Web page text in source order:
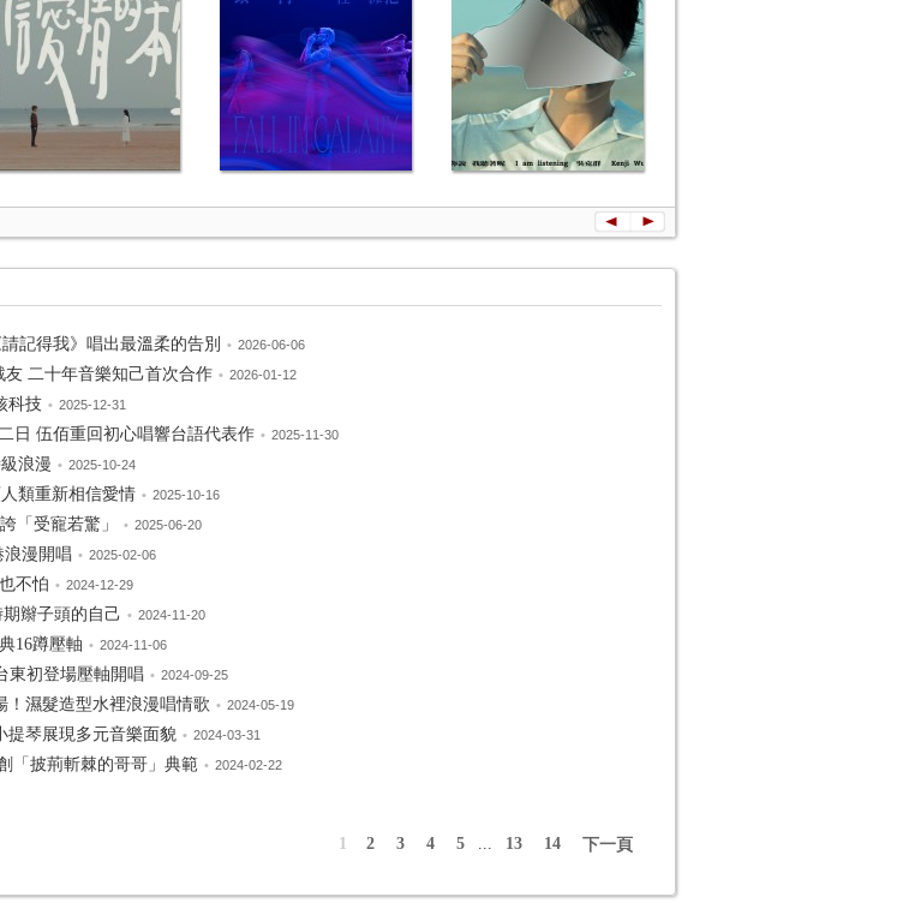
記得我》唱出最溫柔的告別 • 2026-06-06
二十年音樂知己首次合作 • 2026-01-12
科技 • 2025-12-31
日 伍佰重回初心唱響台語代表作 • 2025-11-30
浪漫 • 2025-10-24
類重新相信愛情 • 2025-10-16
「受寵若驚」 • 2025-06-20
浪漫開唱 • 2025-02-06
不怕 • 2024-12-29
辮子頭的自己 • 2024-11-20
16蹲壓軸 • 2024-11-06
東初登場壓軸開唱 • 2024-09-25
！濕髮造型水裡浪漫唱情歌 • 2024-05-19
提琴展現多元音樂面貌 • 2024-03-31
「披荊斬棘的哥哥」典範 • 2024-02-22
1 2 3 4 5 ... 13 14 下一頁